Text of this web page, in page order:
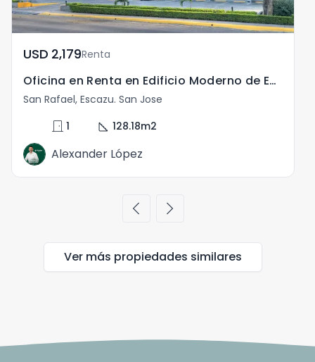
USD	2,179Renta
Oficina en Renta en Edificio Moderno de Escazú San Jose
San Rafael, Escazu. San Jose
door_front 1 square_foot 128.18m2
Alexander López
chevron_left chevron_right
Ver más propiedades similares